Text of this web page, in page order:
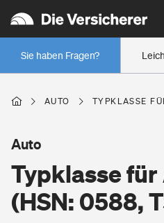
Sie haben Fragen?
Wer versichert was: Jetzt
Regionalklassen: So ist Ihre
Wer versichert was: Jetzt
Berufsunfähigkeitsversicherung
Erwerbsunfähigkeitsversicherung
Wohnen
AUTO TYPKLASSE
Typklasse
(HSN: 0588,
Auto